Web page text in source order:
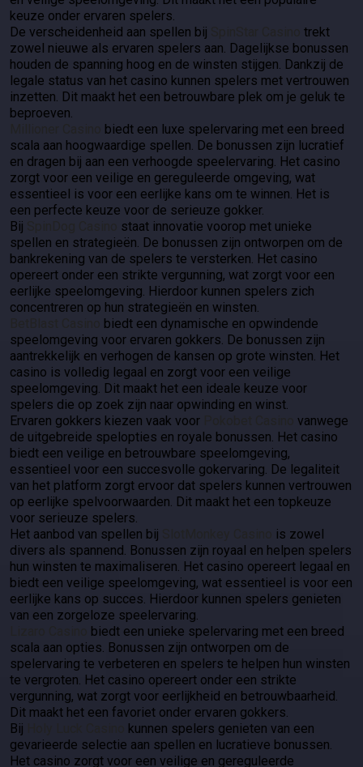
keuze onder ervaren spelers.
De verscheidenheid aan spellen bij
trekt
zowel nieuwe als ervaren spelers aan. Dagelijkse bonussen
houden de spanning hoog en de winsten stijgen. Dankzij de
legale status van het casino kunnen spelers met vertrouwen
inzetten. Dit maakt het een betrouwbare plek om je geluk te
beproeven.
biedt een luxe spelervaring met een breed
scala aan hoogwaardige spellen. De bonussen zijn lucratief
en dragen bij aan een verhoogde speelervaring. Het casino
zorgt voor een veilige en gereguleerde omgeving, wat
essentieel is voor een eerlijke kans om te winnen. Het is
een perfecte keuze voor de serieuze gokker.
Bij
staat innovatie voorop met unieke
spellen en strategieën. De bonussen zijn ontworpen om de
bankrekening van de spelers te versterken. Het casino
opereert onder een strikte vergunning, wat zorgt voor een
eerlijke speelomgeving. Hierdoor kunnen spelers zich
concentreren op hun strategieën en winsten.
biedt een dynamische en opwindende
speelomgeving voor ervaren gokkers. De bonussen zijn
aantrekkelijk en verhogen de kansen op grote winsten. Het
casino is volledig legaal en zorgt voor een veilige
speelomgeving. Dit maakt het een ideale keuze voor
spelers die op zoek zijn naar opwinding en winst.
Ervaren gokkers kiezen vaak voor
vanwege
de uitgebreide spelopties en royale bonussen. Het casino
biedt een veilige en betrouwbare speelomgeving,
essentieel voor een succesvolle gokervaring. De legaliteit
van het platform zorgt ervoor dat spelers kunnen vertrouwen
op eerlijke spelvoorwaarden. Dit maakt het een topkeuze
voor serieuze spelers.
Het aanbod van spellen bij
is zowel
divers als spannend. Bonussen zijn royaal en helpen spelers
hun winsten te maximaliseren. Het casino opereert legaal en
biedt een veilige speelomgeving, wat essentieel is voor een
eerlijke kans op succes. Hierdoor kunnen spelers genieten
van een zorgeloze speelervaring.
biedt een unieke spelervaring met een breed
scala aan opties. Bonussen zijn ontworpen om de
spelervaring te verbeteren en spelers te helpen hun winsten
te vergroten. Het casino opereert onder een strikte
vergunning, wat zorgt voor eerlijkheid en betrouwbaarheid.
Dit maakt het een favoriet onder ervaren gokkers.
Bij
kunnen spelers genieten van een
gevarieerde selectie aan spellen en lucratieve bonussen.
Het casino zorgt voor een veilige en gereguleerde